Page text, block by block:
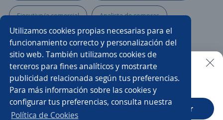
Utilizamos cookies propias necesarias para el
funcionamiento correcto y personalización del
sitio web. También utilizamos cookies de
terceros para fines analíticos y mostrarte
publicidad relacionada según tus preferencias.
Para más información sobre las cookies y
configurar tus preferencias, consulta nuestra
Política de Cookies
Ejecutivo/a comercial Analista de compras
Sales executive Ejecutivo/a financiero
Gerente comercial Vendedores/as Agrónomo/a
Vendedor/a de salón Vendedor mixto
Asesor/a comercial punto de venta Ejecutivo de ventas
Buscar es más fácil en la app
CT App Abrir